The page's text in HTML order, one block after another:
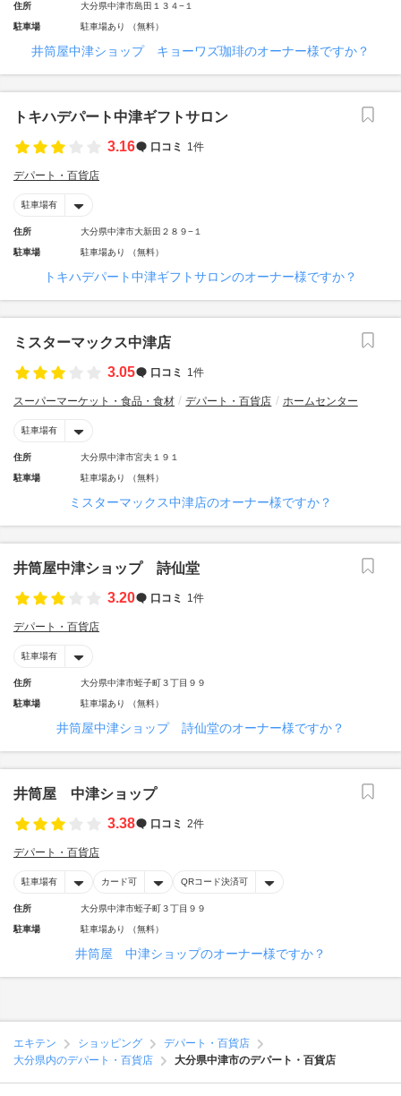
住所 大分県中津市島田１３４−１
駐車場 駐車場あり （無料）
井筒屋中津ショップ キョーワズ珈琲のオーナー様ですか？
トキハデパート中津ギフトサロン
3.16
口コミ 1件
デパート・百貨店
駐車場有
住所 大分県中津市大新田２８９−１
駐車場 駐車場あり （無料）
トキハデパート中津ギフトサロンのオーナー様ですか？
ミスターマックス中津店
3.05
口コミ 1件
スーパーマーケット・食品・食材 デパート・百貨店 ホームセンター
駐車場有
住所 大分県中津市宮夫１９１
駐車場 駐車場あり （無料）
ミスターマックス中津店のオーナー様ですか？
井筒屋中津ショップ 詩仙堂
3.20
口コミ 1件
デパート・百貨店
駐車場有
住所 大分県中津市蛭子町３丁目９９
駐車場 駐車場あり （無料）
井筒屋中津ショップ 詩仙堂のオーナー様ですか？
井筒屋 中津ショップ
3.38
口コミ 2件
デパート・百貨店
駐車場有 カード可 QRコード決済可
住所 大分県中津市蛭子町３丁目９９
駐車場 駐車場あり （無料）
井筒屋 中津ショップのオーナー様ですか？
エキテン ショッピング
デパート・百貨店
大分県内のデパート・百貨店
大分県中津市のデパート・百貨店